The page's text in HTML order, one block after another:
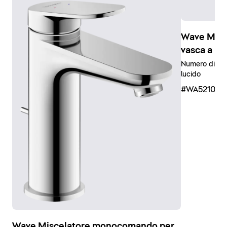
Wave
vasca a
Numero di
lucido